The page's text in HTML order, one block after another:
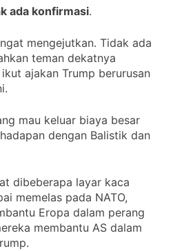
Keuskupan Surabaya
Laksanakan Giat
Kepala Paroki Baru dan
Pastor yang Baru
Berkarya
Runtuhnya Penguasaan
Kekuatan Angkatan Laut
Global” AS dalam Perang
5 Bulan Ago
ada konfirmasi.
mengejutkan. Tidak ada
teman dekatnya
ajakan Trump berurusan
mau keluar biaya besar
dengan Balistik dan
dibeberapa layar kaca
memelas pada NATO,
Eropa dalam perang
membantu AS dalam